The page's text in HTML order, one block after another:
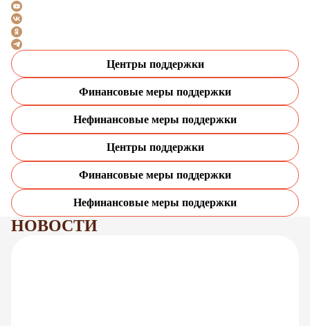
Центры поддержки
Финансовые меры поддержки
Нефинансовые меры поддержки
Центры поддержки
Финансовые меры поддержки
Нефинансовые меры поддержки
НОВОСТИ